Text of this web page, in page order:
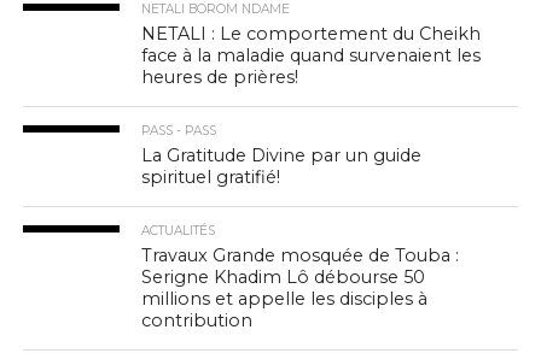
NETALI BOROM NDAME
NETALI : Le comportement du Cheikh
face à la maladie quand survenaient les
heures de prières!
PASS - PASS
La Gratitude Divine par un guide
spirituel gratifié!
ACTUALITÉS
Travaux Grande mosquée de Touba :
Serigne Khadim Lô débourse 50
millions et appelle les disciples à
contribution